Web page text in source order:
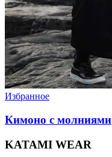
Избранное
Кимоно с молниями
KATAMI WEAR